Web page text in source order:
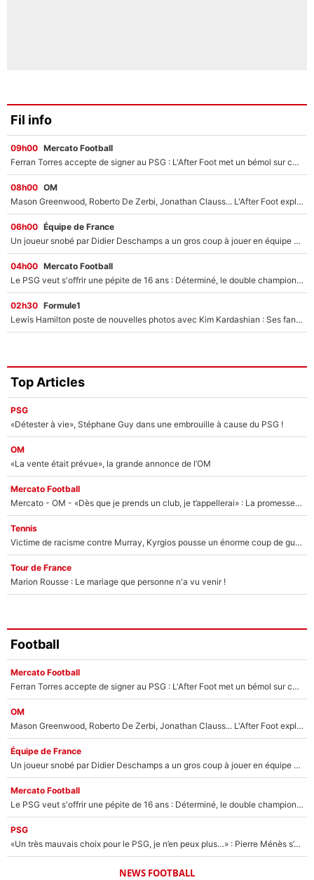
Fil info
09h00 Mercato Football
Ferran Torres accepte de signer au PSG : L'After Foot met un bémol sur ce transfert, le champion du monde va couter trop cher ?
08h00 OM
Mason Greenwood, Roberto De Zerbi, Jonathan Clauss... L'After Foot explique pourquoi Medhi Benatia a craqué à l'OM !
06h00 Équipe de France
Un joueur snobé par Didier Deschamps a un gros coup à jouer en équipe de France : Zinedine Zidane a trouvé son numéro 9 ?
04h00 Mercato Football
Le PSG veut s'offrir une pépite de 16 ans : Déterminé, le double champion d'Europe en titre est prêt à lâcher 40M€ pour celui que l'on compare déjà à Vinicius Jr !
02h30 Formule1
Lewis Hamilton poste de nouvelles photos avec Kim Kardashian : Ses fans le voient déjà redevenir champion du monde de F1 grâce à elle !
Top Articles
PSG
«Détester à vie», Stéphane Guy dans une embrouille à cause du PSG !
OM
«La vente était prévue», la grande annonce de l’OM
Mercato Football
Mercato - OM - «Dès que je prends un club, je t’appellerai» : La promesse de Marcelino au moment de claquer la porte
Tennis
Victime de racisme contre Murray, Kyrgios pousse un énorme coup de gueule !
Tour de France
Marion Rousse : Le mariage que personne n'a vu venir !
Football
Mercato Football
Ferran Torres accepte de signer au PSG : L'After Foot met un bémol sur ce transfert, le champion du monde va couter trop cher ?
OM
Mason Greenwood, Roberto De Zerbi, Jonathan Clauss... L'After Foot explique pourquoi Medhi Benatia a craqué à l'OM !
Équipe de France
Un joueur snobé par Didier Deschamps a un gros coup à jouer en équipe de France : Zinedine Zidane a trouvé son numéro 9 ?
Mercato Football
Le PSG veut s'offrir une pépite de 16 ans : Déterminé, le double champion d'Europe en titre est prêt à lâcher 40M€ pour celui que l'on compare déjà à Vinicius Jr !
PSG
«Un très mauvais choix pour le PSG, je n’en peux plus…» : Pierre Ménès s’est complètement trompé avec Luis Enrique et ces déclarations le prouvent !
NEWS FOOTBALL